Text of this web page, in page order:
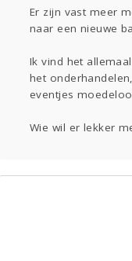
Sport
Gevraagd
Er zijn vast meer
naar een nieuwe
Ik vind het
het
eventjes
Wie wil er lekker